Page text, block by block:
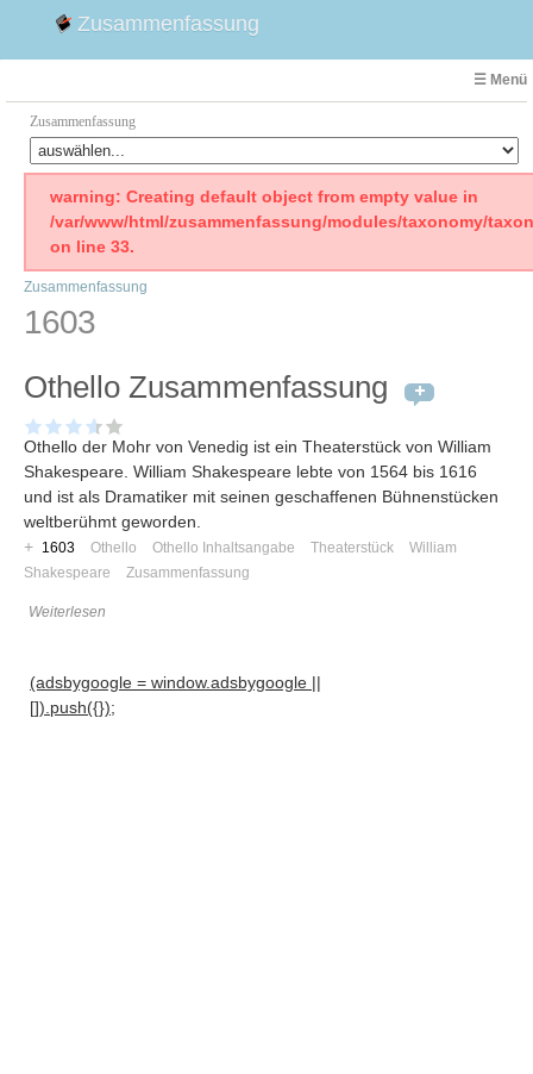
Zusammenfassung
☰ Menü
Zusammenfassung
Faust
Willhelm Tell
Emilia Galotti
1. Weltkrieg Zusammenfassung
Weimarer Republik
Die Räuber
Maria Stuart
warning: Creating default object from empty value in
/var/www/html/zusammenfassung/modules/taxonomy/
on line 33.
Zusammenfassung
1603
Othello Zusammenfassung
Othello der Mohr von Venedig ist ein Theaterstück von William
Shakespeare. William Shakespeare lebte von 1564 bis 1616
und ist als Dramatiker mit seinen geschaffenen Bühnenstücken
weltberühmt geworden.
+ 1603 Othello Othello Inhaltsangabe Theaterstück
William
Shakespeare
Zusammenfassung
Weiterlesen
(adsbygoogle = window.adsbygoogle ||
[]).push({});